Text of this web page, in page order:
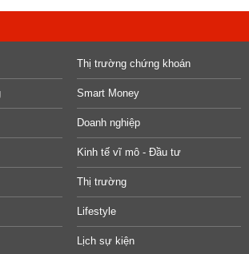
Thị trường chứng khoán
Smart Money
Doanh nghiệp
Kinh tế vĩ mô - Đầu tư
Thị trường
Lifestyle
Lịch sự kiện